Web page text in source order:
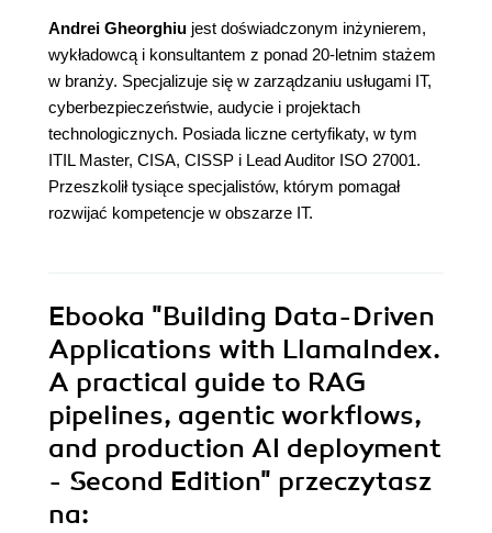
Andrei Gheorghiu jest doświadczonym inżynierem,
wykładowcą i konsultantem z ponad 20-letnim stażem
w branży. Specjalizuje się w zarządzaniu usługami IT,
cyberbezpieczeństwie, audycie i projektach
technologicznych. Posiada liczne certyfikaty, w tym
ITIL Master, CISA, CISSP i Lead Auditor ISO 27001.
Przeszkolił tysiące specjalistów, którym pomagał
rozwijać kompetencje w obszarze IT.
Ebooka "Building Data-Driven
Applications with LlamaIndex.
A practical guide to RAG
pipelines, agentic workflows,
and production AI deployment
- Second Edition" przeczytasz
na: